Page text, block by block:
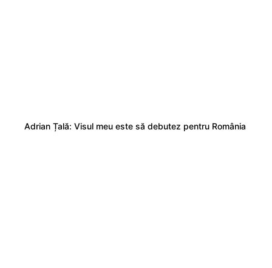
Adrian Țală: Visul meu este să debutez pentru România